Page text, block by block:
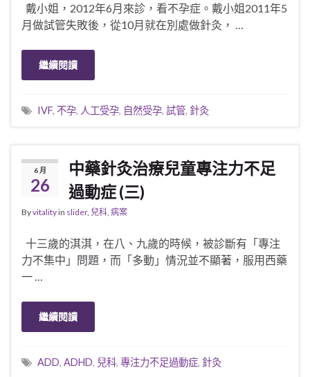
戴小姐，2012年6月來診，看不孕症。戴小姐2011年5
月做試管失敗後，從10月就在別處做針灸， …
繼續閱讀
IVF, 不孕, 人工受孕, 自然受孕, 試管, 針灸
6 月
26
中藥針灸治療兒童專注力不足
過動症 (三)
Byvitalityin slider, 兒科 病案
十三歲的淇淇，在八、九歲的時候，被診斷有「專注
力不集中」問題，而「多動」情況並不顯著，服用西藥
一 …
繼續閱讀
ADD, ADHD, 兒科, 專注力不足過動症, 針灸